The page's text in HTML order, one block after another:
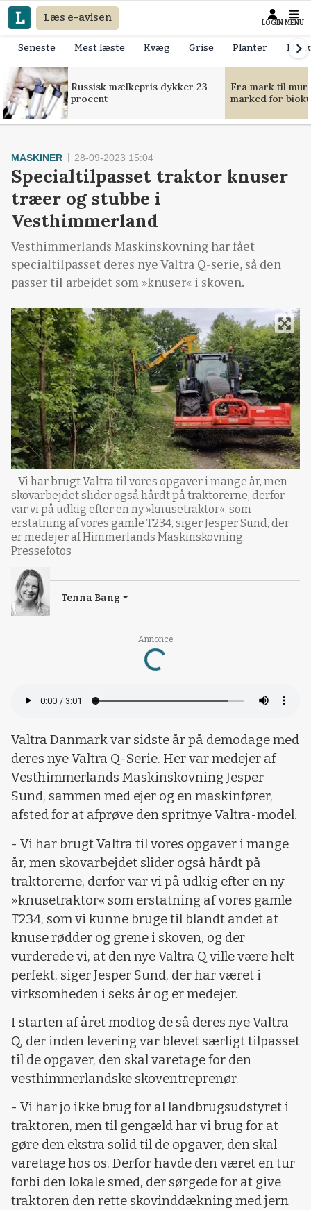
Læs e-avisen LOGIN MENU
Seneste Mest læste Kvæg Grise Planter
Russisk mælkepris dykker 23
procent
Fra mark til
marked for
Annonce
Loading...
MASKINER 28-09-2023 15:04
Specialtilpasset traktor knuser
træer og stubbe i
Vesthimmerland
Vesthimmerlands Maskinskovning har fået
specialtilpasset deres nye Valtra Q-serie, så den
passer til arbejdet som »knuser« i skoven.
- Vi har brugt Valtra til vores opgaver i mange år, men
skovarbejdet slider også hårdt på traktorerne, derfor
var vi på udkig efter en ny »knusetraktor«, som
erstatning af vores gamle T234, siger Jesper Sund, der
er medejer af Himmerlands Maskinskovning.
Pressefotos
Tenna Bang
Valtra Danmark var sidste år på demodage med
deres nye Valtra Q-Serie. Her var medejer af
Vesthimmerlands Maskinskovning Jesper
Sund, sammen med ejer og en maskinfører,
afsted for at afprøve den spritnye Valtra-model.
- Vi har brugt Valtra til vores opgaver i mange
år, men skovarbejdet slider også hårdt på
traktorerne, derfor var vi på udkig efter en ny
»knusetraktor« som erstatning af vores gamle
T234, som vi kunne bruge til blandt andet at
knuse rødder og grene i skoven, og der
vurderede vi, at den nye Valtra Q ville være helt
perfekt, siger Jesper Sund, der har været i
virksomheden i seks år og er medejer.
I starten af året modtog de så deres nye Valtra
Q, der inden levering var blevet særligt tilpasset
til de opgaver, den skal varetage for den
vesthimmerlandske skoventreprenør.
- Vi har jo ikke brug for al landbrugsudstyret i
traktoren, men til gengæld har vi brug for at
gøre den ekstra solid til de opgaver, den skal
varetage hos os. Derfor havde den været en tur
forbi den lokale smed, der sørgede for at give
traktoren den rette skovinddækning med jern